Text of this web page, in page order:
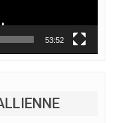
53:52